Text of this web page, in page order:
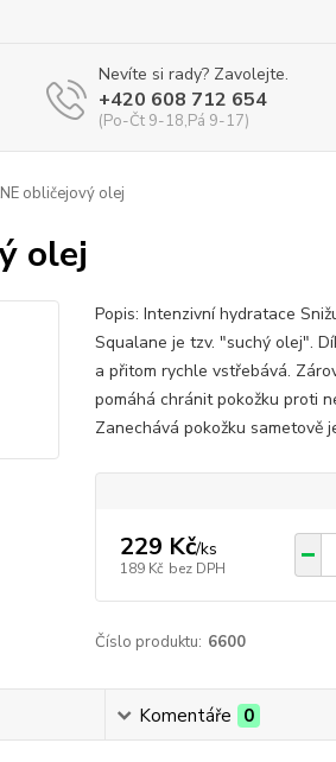
Nevíte si rady? Zavolejte.
+420 608 712 654
(Po-Čt 9-18,Pá 9-17)
obličejový olej
olej
Popis: Intenzivní hydratace
Squalane je tzv. "suchý olej".
a přitom rychle vstřebává.
pomáhá chránit pokožku proti
Zanechává pokožku sametově
229 Kč/ks
189 Kč bez DPH
Číslo produktu: 6600
Komentáře 0